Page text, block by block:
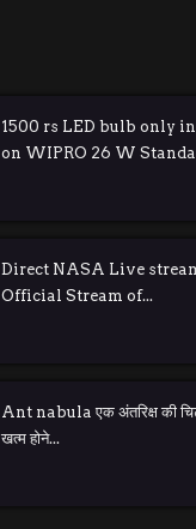
1500 rs LED bulb only in
on WIPRO 26 W
Direct NASA Live
Official Stream of...
Ant nabula एक अंतरिक्ष की
खत्म होने...